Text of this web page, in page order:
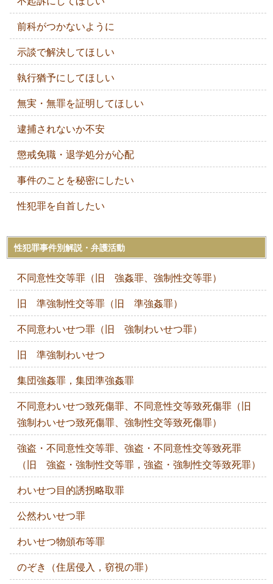
前科がつかないように
示談で解決してほしい
執行猶予にしてほしい
無実・無罪を証明してほしい
逮捕されないか不安
懲戒免職・退学処分が心配
事件のことを秘密にしたい
性犯罪を自首したい
性犯罪事件別解説・弁護活動
不同意性交等罪（旧 強姦罪、強制性交等罪）
旧 準強制性交等罪（旧 準強姦罪）
不同意わいせつ罪（旧 強制わいせつ罪）
旧 準強制わいせつ
集団強姦罪，集団準強姦罪
不同意わいせつ致死傷罪、不同意性交等致死傷罪（旧
強制わいせつ致死傷罪、強制性交等致死傷罪）
強盗・不同意性交等罪、強盗・不同意性交等致死罪
（旧 強盗・強制性交等罪，強盗・強制性交等致死罪）
わいせつ目的誘拐略取罪
公然わいせつ罪
わいせつ物頒布等罪
のぞき（住居侵入，窃視の罪）